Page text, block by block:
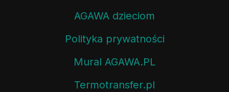
AGAWA dzieciom
Polityka prywatności
Mural AGAWA.PL
Termotransfer.pl